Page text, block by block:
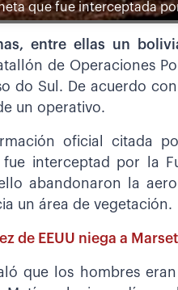
que fue interceptada
entre ellas un
de Operaciones
do Sul. De acuerdo
un operativo.
oficial citada
fue interceptad por la
abandonaron la
un área de vegetación.
de EEUU niega a
que los hombres